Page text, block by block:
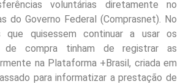
voluntárias diretamente no
do Governo Federal (Comprasnet). No
quisessem continuar a usar os
de compra tinham de registrar as
na Plataforma +Brasil, criada em
para informatizar a prestação de